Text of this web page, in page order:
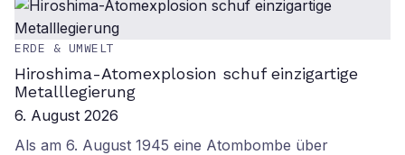
ERDE & UMWELT
Hiroshima-Atomexplosion schuf einzigartige
Metalllegierung
6. August 2026
Als am 6. August 1945 eine Atombombe über